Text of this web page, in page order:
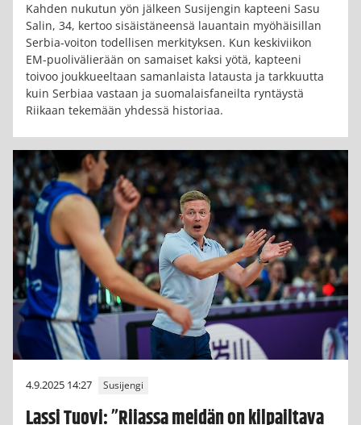
Kahden nukutun yön jälkeen Susijengin kapteeni Sasu
Salin, 34, kertoo sisäistäneensä lauantain myöhäisillan
Serbia-voiton todellisen merkityksen. Kun keskiviikon
EM-puolivälierään on samaiset kaksi yötä, kapteeni
toivoo joukkueeltaan samanlaista latausta ja tarkkuutta
kuin Serbiaa vastaan ja suomalaisfaneilta ryntäystä
Riikaan tekemään yhdessä historiaa.
4.9.2025 14:27 Susijengi
Lassi Tuovi: ”Riiassa meidän on kilpailtava